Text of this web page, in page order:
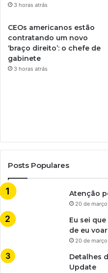
3 horas atrás
CEOs americanos estão
contratando um novo
‘braço direito’: o chefe de
gabinete
3 horas atrás
Posts Populares
Atenção
20 de
Eu sei
de eu voar
20 de
Detalhes
Update